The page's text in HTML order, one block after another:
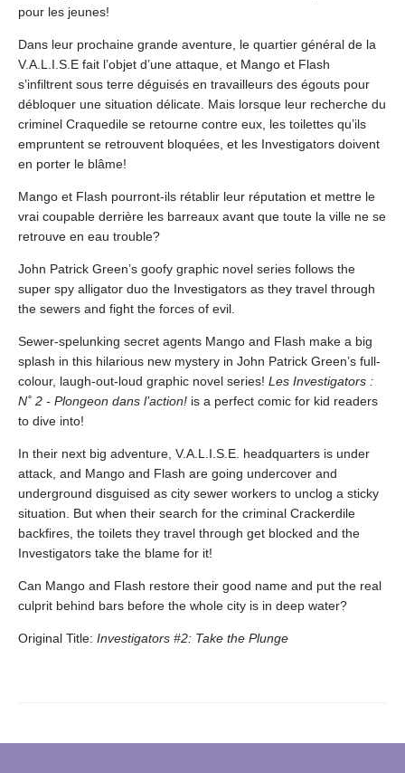
pour les jeunes!
Dans leur prochaine grande aventure, le quartier général de la
V.A.L.I.S.E fait l’objet d’une attaque, et Mango et Flash
s’infiltrent sous terre déguisés en travailleurs des égouts pour
débloquer une situation délicate. Mais lorsque leur recherche du
criminel Craquedile se retourne contre eux, les toilettes qu’ils
empruntent se retrouvent bloquées, et les Investigators doivent
en porter le blâme!
Mango et Flash pourront-ils rétablir leur réputation et mettre le
vrai coupable derrière les barreaux avant que toute la ville ne se
retrouve en eau trouble?
John Patrick Green’s goofy graphic novel series follows the
super spy alligator duo the Investigators as they travel through
the sewers and fight the forces of evil.
Sewer-spelunking secret agents Mango and Flash make a big
splash in this hilarious new mystery in John Patrick Green’s full-
colour, laugh-out-loud graphic novel series! Les Investigators :
N˚ 2 - Plongeon dans l’action! is a perfect comic for kid readers
to dive into!
In their next big adventure, V.A.L.I.S.E. headquarters is under
attack, and Mango and Flash are going undercover and
underground disguised as city sewer workers to unclog a sticky
situation. But when their search for the criminal Crackerdile
backfires, the toilets they travel through get blocked and the
Investigators take the blame for it!
Can Mango and Flash restore their good name and put the real
culprit behind bars before the whole city is in deep water?
Original Title: Investigators #2: Take the Plunge